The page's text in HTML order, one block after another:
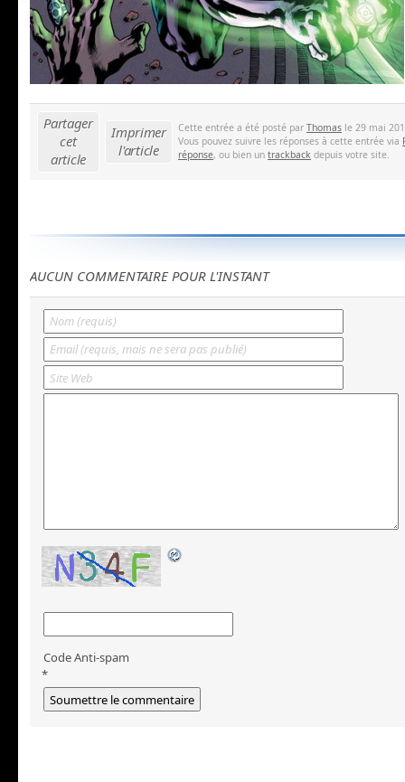
Partager
cet
article
Imprimer
l'article
Cette entrée a été posté par Thomas le 29 mai
Vous pouvez suivre les réponses à cette entrée via
réponse, ou bien un trackback depuis votre site.
AUCUN COMMENTAIRE POUR L'INSTANT
Code Anti-spam
*